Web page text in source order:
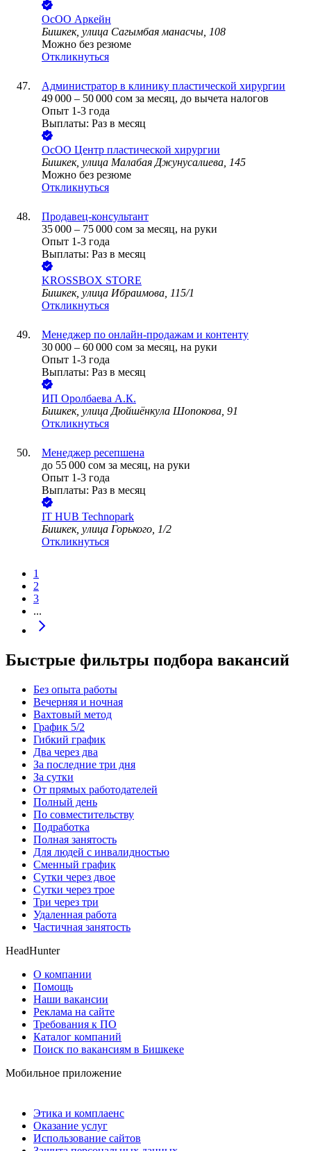
ОсОО Аркейн
Бишкек, улица Сагымбая манасчы, 108
Можно без резюме
Откликнуться
Администратор в клинику пластической хирургии
49 000 – 50 000 сом за месяц, до вычета налогов
Опыт 1-3 года
Выплаты: Раз в месяц
ОсОО Центр пластической хирургии
Бишкек, улица Малабая Джунусалиева, 145
Можно без резюме
Откликнуться
Продавец-консультант
35 000 – 75 000 сом за месяц, на руки
Опыт 1-3 года
Выплаты: Раз в месяц
KROSSBOX STORE
Бишкек, улица Ибраимова, 115/1
Откликнуться
Менеджер по онлайн-продажам и контенту
30 000 – 60 000 сом за месяц, на руки
Опыт 1-3 года
Выплаты: Раз в месяц
ИП Оролбаева А.К.
Бишкек, улица Дюйшёнкула Шопокова, 91
Откликнуться
Менеджер ресепшена
до 55 000 сом за месяц, на руки
Опыт 1-3 года
Выплаты: Раз в месяц
IT HUB Technopark
Бишкек, улица Горького, 1/2
Откликнуться
1
2
3
...
Быстрые фильтры подбора вакансий
Без опыта работы
Вечерняя и ночная
Вахтовый метод
График 5/2
Гибкий график
Два через два
За последние три дня
За сутки
От прямых работодателей
Полный день
По совместительству
Подработка
Полная занятость
Для людей с инвалидностью
Сменный график
Сутки через двое
Сутки через трое
Три через три
Удаленная работа
Частичная занятость
HeadHunter
О компании
Помощь
Наши вакансии
Реклама на сайте
Требования к ПО
Каталог компаний
Поиск по вакансиям в Бишкеке
Мобильное приложение
Этика и комплаенс
Оказание услуг
Использование сайтов